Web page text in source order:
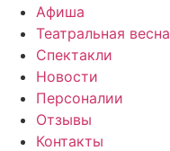
Афиша
Театральная весна
Спектакли
Новости
Персоналии
Отзывы
Контакты